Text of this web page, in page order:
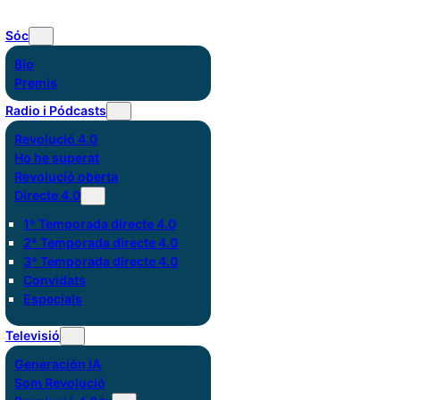
Sóc
Bio
Premis
Radio i Pódcasts
Revolució 4.0
Ho he superat
Revolució oberta
Directe 4.0
1ª Temporada directe 4.0
2ª Temporada directe 4.0
3ª Temporada directe 4.0
Convidats
Especials
Televisió
Generación IA
Som Revolució